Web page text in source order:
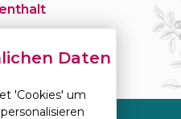
'Cookies' um